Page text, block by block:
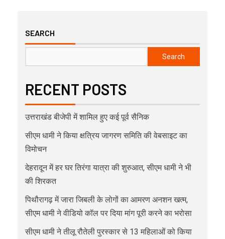
SEARCH
Search
RECENT POSTS
उत्तराखंड बीजेपी में शामिल हुए कई पूर्व सैनिक
सीएम धामी ने किया क्षत्रिय जागरण समिति की वेबसाइट का
विमोचन
देहरादून में हर घर तिरंगा यात्रा की शुरुआत, सीएम धामी ने भी
की शिरकत
पिथौरागढ़ में जारा जिबली के लोगों का आमरण अनशन खत्म,
सीएम धामी ने वीडियो कॉल पर दिया मांग पूरी करने का भरोसा
सीएम धामी ने तीलू रौतेली पुरस्कार से 13 महिलाओं को किया